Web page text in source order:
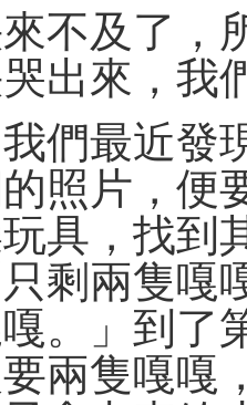
不及了，
出來，
們最近發
照片，便
具，找到
剩兩隻嘎
。」到了
兩隻嘎嘎